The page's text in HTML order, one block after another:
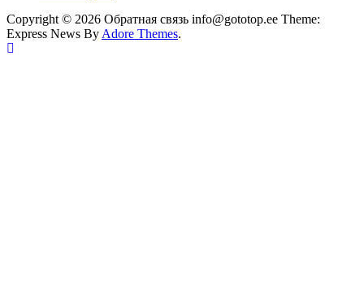
Copyright © 2026 Обратная связь info@gototop.ee Theme:
Express News By Adore Themes.